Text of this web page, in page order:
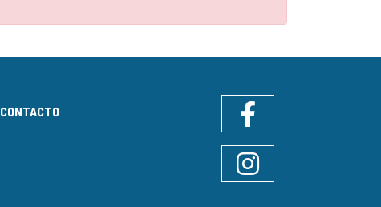
CONTACTO
Instagram